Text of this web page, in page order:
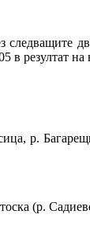
резултат
р.
(р.